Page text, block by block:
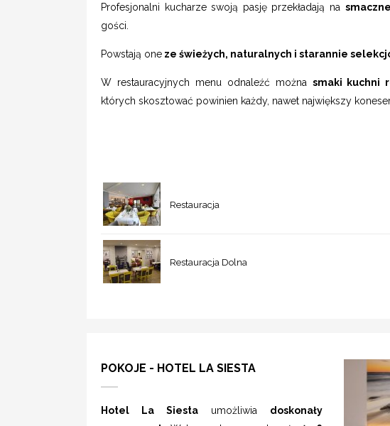
Profesjonalni kucharze swoją pasję przekładają na
gości.
Powstają one ze świeżych, naturalnych i starannie
W restauracyjnych menu odnaleźć można smaki kuchni
których skosztować powinien każdy, nawet największy
Restauracja
Restauracja Dolna
POKOJE - HOTEL LA SIESTA
Hotel La Siestaumożliwia doskonały